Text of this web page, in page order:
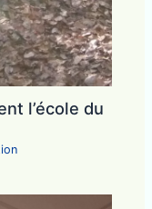
l’école du